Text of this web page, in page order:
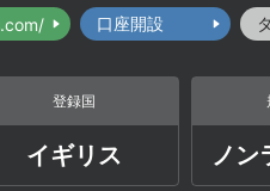
口座開設
登録国
イギリス ノン